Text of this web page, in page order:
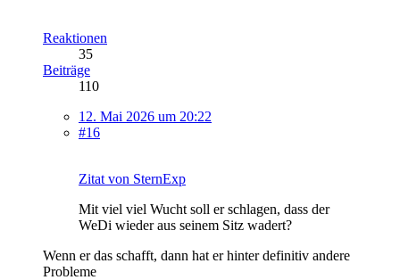
Reaktionen
35
Beiträge
110
12. Mai 2026 um 20:22
#16
Zitat von SternExp
Mit viel viel Wucht soll er schlagen, dass der
WeDi wieder aus seinem Sitz wadert?
Wenn er das schafft, dann hat er hinter definitiv andere
Probleme